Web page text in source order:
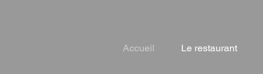
Accueil Le restaurant